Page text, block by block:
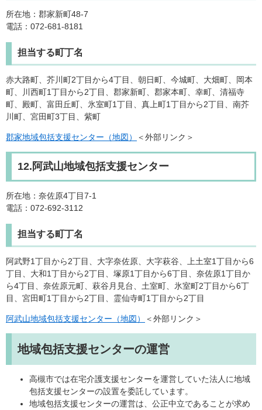
所在地：郡家新町48-7
電話：072-681-8181
担当する町丁名
赤大路町、芥川町2丁目から4丁目、朝日町、今城町、大畑町、岡本
町、川西町1丁目から2丁目、郡家新町、郡家本町、幸町、清福寺
町、殿町、富田丘町、氷室町1丁目、真上町1丁目から2丁目、南芥
川町、宮田町3丁目、紫町
郡家地域包括支援センター（地図） ＜外部リンク＞
12.阿武山地域包括支援センター
所在地：奈佐原4丁目7-1
電話：072-692-3112
担当する町丁名
阿武野1丁目から2丁目、大字奈佐原、大字萩谷、上土室1丁目から6
丁目、大和1丁目から2丁目、塚原1丁目から6丁目、奈佐原1丁目か
ら4丁目、奈佐原元町、萩谷月見台、土室町、氷室町2丁目から6丁
目、宮田町1丁目から2丁目、霊仙寺町1丁目から2丁目
阿武山地域包括支援センター（地図） ＜外部リンク＞
地域包括支援センターの運営
高槻市では在宅介護支援センターを運営していた法人に地域
包括支援センターの設置を委託しています。
地域包括支援センターの運営は、公正中立であることが求め